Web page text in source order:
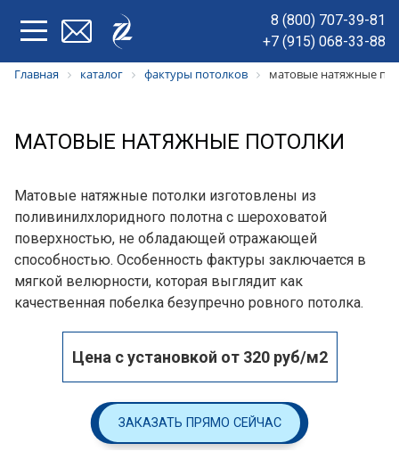
8 (800) 707-39-81
+7 (915) 068-33-88
Главная каталог фактуры потолков матовые натяжные
МАТОВЫЕ НАТЯЖНЫЕ ПОТОЛКИ
Матовые натяжные потолки изготовлены из
поливинилхлоридного полотна с шероховатой
поверхностью, не обладающей отражающей
способностью. Особенность фактуры заключается в
мягкой велюрности, которая выглядит как
качественная побелка безупречно ровного потолка.
Цена с установкой от 320 руб/м2
ЗАКАЗАТЬ ПРЯМО СЕЙЧАС